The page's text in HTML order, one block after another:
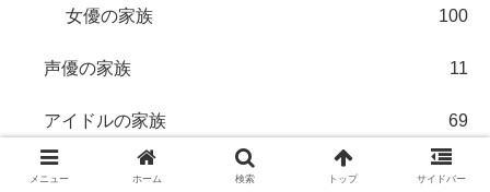
女優の家族 100
声優の家族 11
アイドルの家族 69
モーニング娘。 8
メニュー ホーム 検索 トップ サイドバー